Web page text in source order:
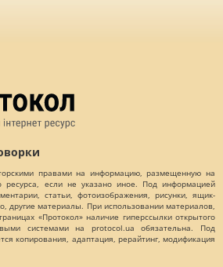
правами на информацию, размещенную на
ресурса, если не указано иное. Под информацией
статьи, фотоизображения, рисунки, ящик-
другие материалы. При использовании материалов,
«Протокол» наличие гиперссылки открытого
системами на protocol.ua обязательна. Под
копирования, адаптация, рерайтинг, модификация